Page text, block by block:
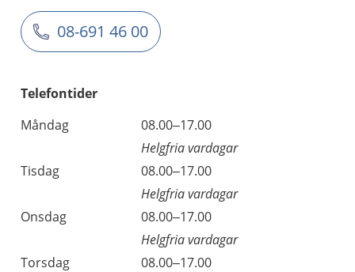
08-691 46 00
Telefontider
Måndag
08.00–17.00
Helgfria vardagar
Tisdag
08.00–17.00
Helgfria vardagar
Onsdag
08.00–17.00
Helgfria vardagar
Torsdag
08.00–17.00